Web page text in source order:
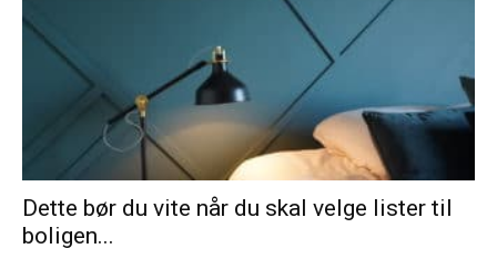
Dette bør du vite når du skal velge lister til
boligen...